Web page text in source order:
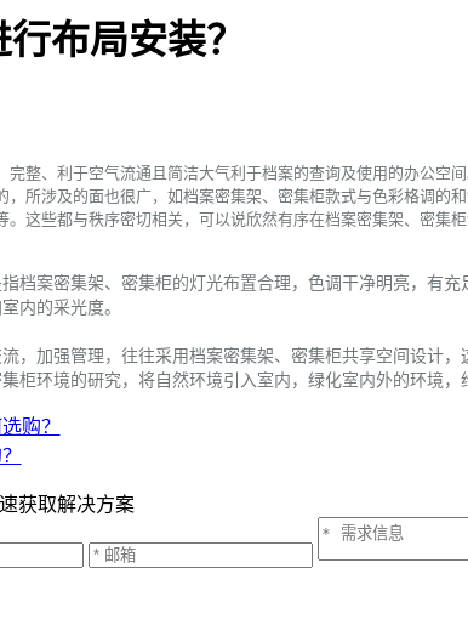
布局安装？
、利于空气流通且简洁大气利于档案的查询及使用的办公空
所涉及的面也很广，如档案密集架、密集柜款式与色彩格调
这些都与秩序密切相关，可以说欣然有序在档案密集架、密集
案密集架、密集柜的灯光布置合理，色调干净明亮，有
内的采光度。
加强管理，往往采用档案密集架、密集柜共享空间设计，
环境的研究，将自然环境引入室内，绿化室内外的环境，
购？
获取解决方案